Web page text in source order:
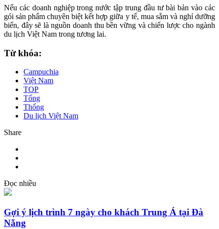
Nếu các doanh nghiệp trong nước tập trung đầu tư bài bản vào các
gói sản phẩm chuyên biệt kết hợp giữa y tế, mua sắm và nghỉ dưỡng
biển, đây sẽ là nguồn doanh thu bền vững và chiến lược cho ngành
du lịch Việt Nam trong tương lai.
Từ khóa:
Campuchia
Việt Nam
TOP
Tổng
Thống
Du lịch Việt Nam
Share
Đọc nhiều
Gợi ý lịch trình 7 ngày cho khách Trung Á tại Đà
Nẵng